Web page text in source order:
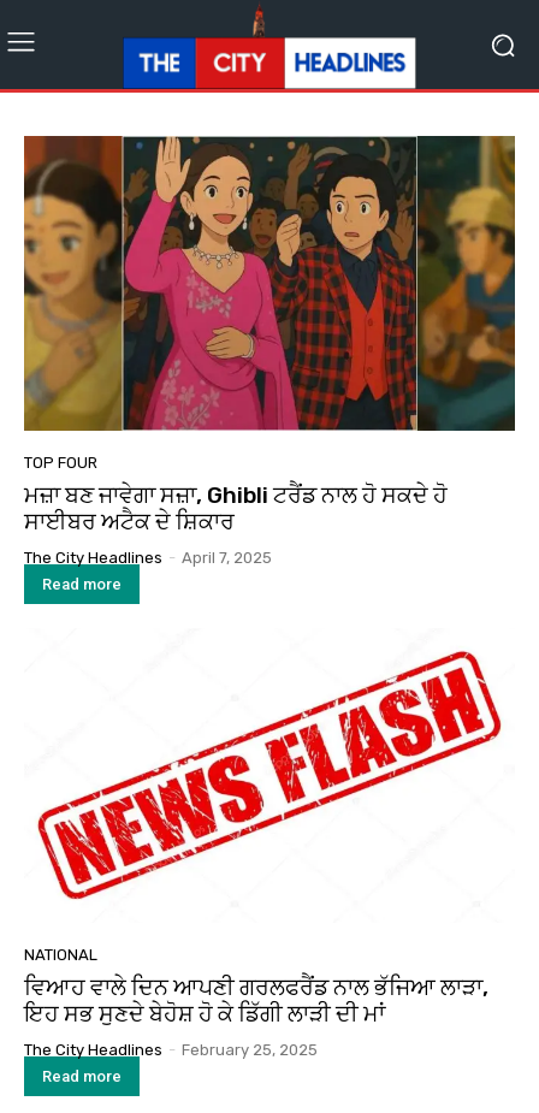
TOP FOUR
ਮਜ਼ਾ ਬਣ ਜਾਵੇਗਾ ਸਜ਼ਾ, Ghibli ਟਰੈਂਡ ਨਾਲ ਹੋ ਸਕਦੇ ਹੋ
ਸਾਈਬਰ ਅਟੈਕ ਦੇ ਸ਼ਿਕਾਰ
The City Headlines - April 7, 2025
Read more
NATIONAL
ਵਿਆਹ ਵਾਲੇ ਦਿਨ ਆਪਣੀ ਗਰਲਫਰੈਂਡ ਨਾਲ ਭੱਜਿਆ ਲਾੜਾ,
ਇਹ ਸਭ ਸੁਣਦੇ ਬੇਹੋਸ਼ ਹੋ ਕੇ ਡਿੱਗੀ ਲਾੜੀ ਦੀ ਮਾਂ
The City Headlines - February 25, 2025
Read more